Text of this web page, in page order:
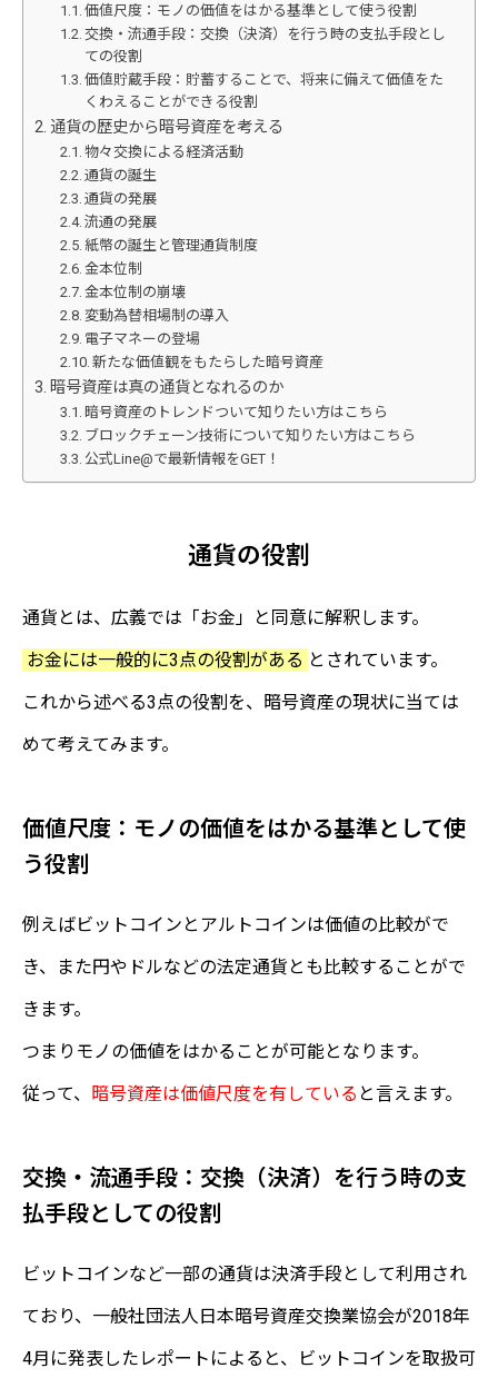
価値尺度：モノの価値をはかる基準として使う役割
交換・流通手段：交換（決済）を行う時の支払手段とし
ての役割
価値貯蔵手段：貯蓄することで、将来に備えて価値をた
くわえることができる役割
通貨の歴史から暗号資産を考える
物々交換による経済活動
通貨の誕生
通貨の発展
流通の発展
紙幣の誕生と管理通貨制度
金本位制
金本位制の崩壊
変動為替相場制の導入
電子マネーの登場
新たな価値観をもたらした暗号資産
暗号資産は真の通貨となれるのか
暗号資産のトレンドついて知りたい方はこちら
ブロックチェーン技術について知りたい方はこちら
公式Line@で最新情報をGET！
通貨の役割
通貨とは、広義では「お金」と同意に解釈します。
お金には一般的に3点の役割がある とされています。
これから述べる3点の役割を、暗号資産の現状に当ては
めて考えてみます。
価値尺度：モノの価値をはかる基準として使
う役割
例えばビットコインとアルトコインは価値の比較がで
き、また円やドルなどの法定通貨とも比較することがで
きます。
つまりモノの価値をはかることが可能となります。
従って、
暗号資産は価値尺度を有している と言えます。
交換・流通手段：交換（決済）を行う時の支
払手段としての役割
ビットコインなど一部の通貨は決済手段として利用され
ており、一般社団法人日本暗号資産交換業協会が2018年
4月に発表したレポートによると、ビットコインを取扱可